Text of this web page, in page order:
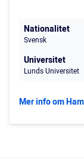
Nationalitet
Svensk
Universitet
Lunds Universitet
Mer info om